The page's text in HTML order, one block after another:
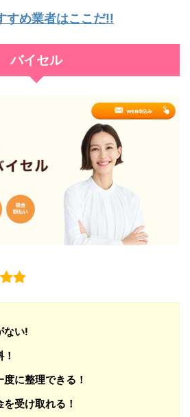
すめ業者はここだ!!
バイセル
ない!
に整理できる！
受け取れる！